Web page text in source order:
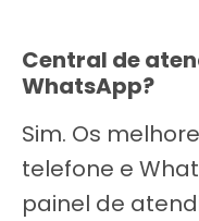
Central de
WhatsApp?
Sim. Os
telefone e
painel de